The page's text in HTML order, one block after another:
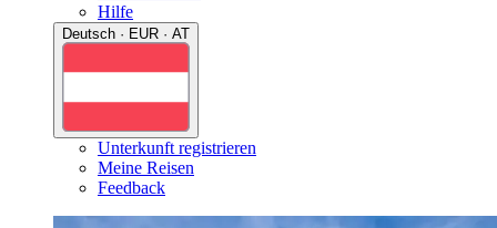
Hilfe
Deutsch · EUR · AT
Unterkunft registrieren
Meine Reisen
Feedback